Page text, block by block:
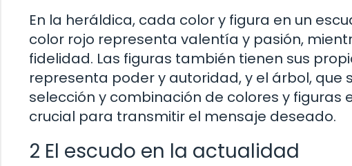
En la heráldica, cada color y figura en un
color rojo representa valentía y pasión,
fidelidad. Las figuras también tienen sus
representa poder y autoridad, y el árbol, que
selección y combinación de colores y
crucial para transmitir el mensaje deseado.
2 El escudo en la actualidad